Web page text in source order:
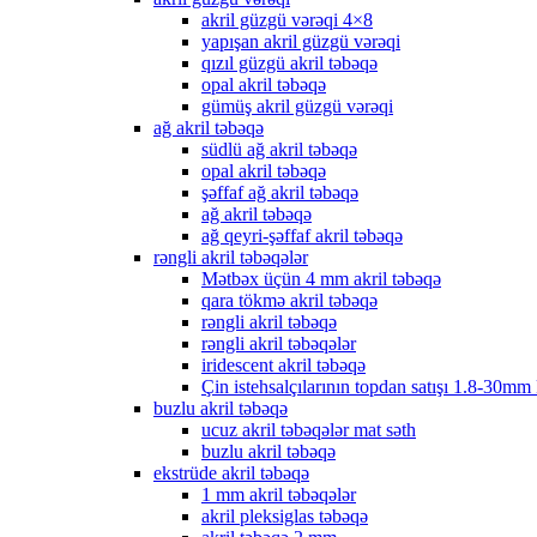
akril güzgü vərəqi 4×8
yapışan akril güzgü vərəqi
qızıl güzgü akril təbəqə
opal akril təbəqə
gümüş akril güzgü vərəqi
ağ akril təbəqə
südlü ağ akril təbəqə
opal akril təbəqə
şəffaf ağ akril təbəqə
ağ akril təbəqə
ağ qeyri-şəffaf akril təbəqə
rəngli akril təbəqələr
Mətbəx üçün 4 mm akril təbəqə
qara tökmə akril təbəqə
rəngli akril təbəqə
rəngli akril təbəqələr
iridescent akril təbəqə
Çin istehsalçılarının topdan satışı 1.8-
buzlu akril təbəqə
ucuz akril təbəqələr mat səth
buzlu akril təbəqə
ekstrüde akril təbəqə
1 mm akril təbəqələr
akril pleksiglas təbəqə